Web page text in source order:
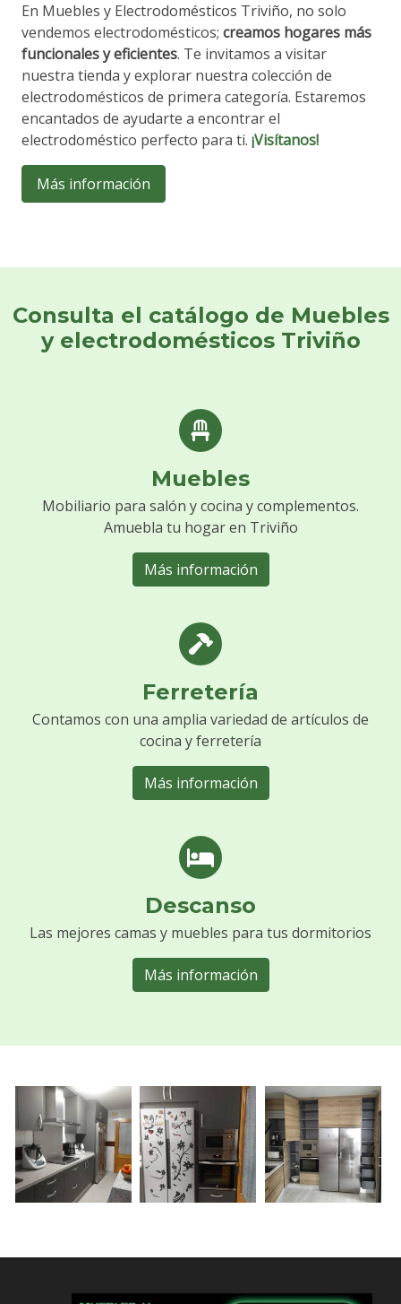
En Muebles y Electrodomésticos Triviño, no solo
vendemos electrodomésticos; creamos hogares más
funcionales y eficientes. Te invitamos a visitar
nuestra tienda y explorar nuestra colección de
electrodomésticos de primera categoría. Estaremos
encantados de ayudarte a encontrar el
electrodoméstico perfecto para ti. ¡Visítanos!
Más información
Consulta el catálogo de Muebles
y electrodomésticos Triviño
Muebles
Mobiliario para salón y cocina y complementos.
Amuebla tu hogar en Triviño
Más información
Ferretería
Contamos con una amplia variedad de artículos de
cocina y ferretería
Más información
Descanso
Las mejores camas y muebles para tus dormitorios
Más información